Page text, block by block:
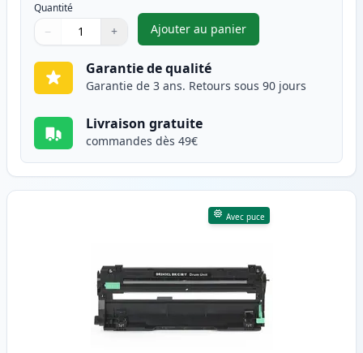
Quantité
Quantité
Utilisez les boutons pour ajuster
− +
Quantité
Ajouter au panier
,Brother DR-243CL tambour
Garantie de qualité
Garantie de 3 ans. Retours sous 90 jours
Livraison gratuite
commandes dès 49€
Avec puce